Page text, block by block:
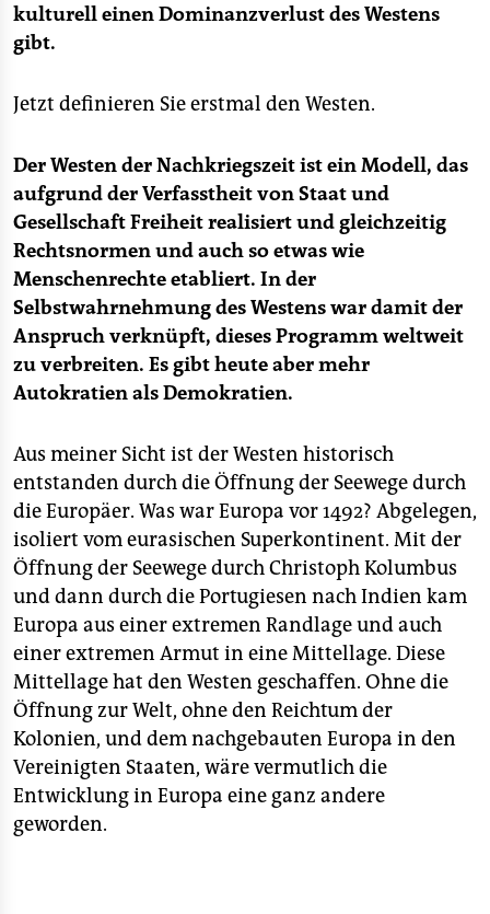
kulturell einen Dominanzverlust des Westens
gibt.
Jetzt definieren Sie erstmal den Westen.
Der Westen der Nachkriegszeit ist ein Modell, das
aufgrund der Verfasstheit von Staat und
Gesellschaft Freiheit realisiert und gleichzeitig
Rechtsnormen und auch so etwas wie
Menschenrechte etabliert. In der
Selbstwahrnehmung des Westens war damit der
Anspruch verknüpft, dieses Programm weltweit
zu verbreiten. Es gibt heute aber mehr
Autokratien als Demokratien.
Aus meiner Sicht ist der Westen historisch
entstanden durch die Öffnung der Seewege durch
die Europäer. Was war Europa vor 1492? Abgelegen,
isoliert vom eurasischen Superkontinent. Mit der
Öffnung der Seewege durch Christoph Kolumbus
und dann durch die Portugiesen nach Indien kam
Europa aus einer extremen Randlage und auch
einer extremen Armut in eine Mittellage. Diese
Mittellage hat den Westen geschaffen. Ohne die
Öffnung zur Welt, ohne den Reichtum der
Kolonien, und dem nachgebauten Europa in den
Vereinigten Staaten, wäre vermutlich die
Entwicklung in Europa eine ganz andere
geworden.